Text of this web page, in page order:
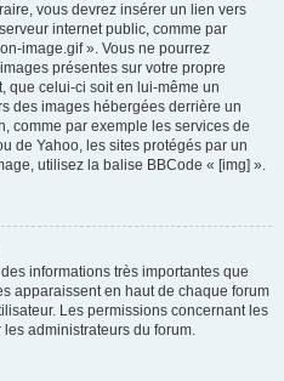
vous devrez insérer un lien vers
internet public, comme par
image.gif ». Vous ne pourrez
présentes sur votre propre
que celui-ci soit en lui-même un
des images hébergées derrière un
comme par exemple les services de
de Yahoo, les sites protégés par un
utilisez la balise BBCode « [img] ».
informations très importantes que
apparaissent en haut de chaque forum
Les permissions concernant les
administrateurs du forum.